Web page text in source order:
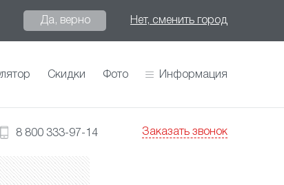
Да, верно Нет, сменить город
Скидки Фото Информация
8 800 333-97-14 Заказать звонок